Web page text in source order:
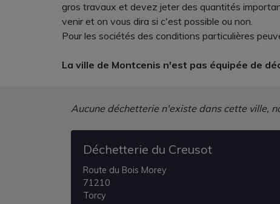
gros travaux et devez jeter des quantités
venir et on vous dira si c'est possible ou non.
Pour les sociétés des conditions particulières
La ville de Montcenis n'est pas équipée de
Aucune déchetterie n'existe dans cette ville,
Déchetterie du Creusot
Route du Bois Morey
71210
Torcy